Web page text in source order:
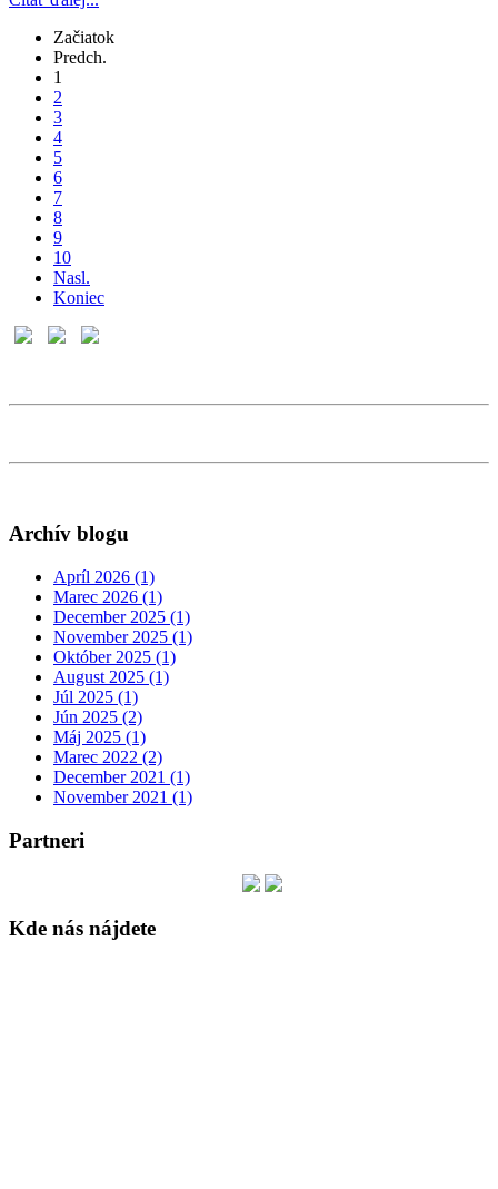
Začiatok
Predch.
1
2
3
4
5
6
7
8
9
10
Nasl.
Koniec
Archív blogu
Apríl 2026 (1)
Marec 2026 (1)
December 2025 (1)
November 2025 (1)
Október 2025 (1)
August 2025 (1)
Júl 2025 (1)
Jún 2025 (2)
Máj 2025 (1)
Marec 2022 (2)
December 2021 (1)
November 2021 (1)
Partneri
Kde nás nájdete